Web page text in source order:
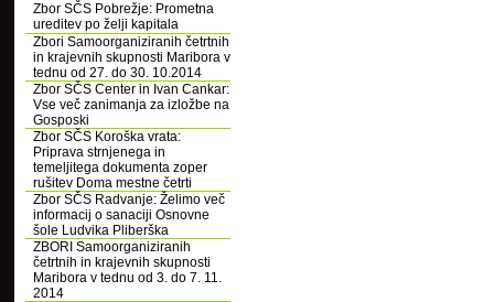
Zbor SČS Pobrežje: Prometna
ureditev po želji kapitala
Zbori Samoorganiziranih četrtnih
in krajevnih skupnosti Maribora v
tednu od 27. do 30. 10.2014
Zbor SČS Center in Ivan Cankar:
Vse več zanimanja za izložbe na
Gosposki
Zbor SČS Koroška vrata:
Priprava strnjenega in
temeljitega dokumenta zoper
rušitev Doma mestne četrti
Zbor SČS Radvanje: Želimo več
informacij o sanaciji Osnovne
šole Ludvika Pliberška
ZBORI Samoorganiziranih
četrtnih in krajevnih skupnosti
Maribora v tednu od 3. do 7. 11.
2014